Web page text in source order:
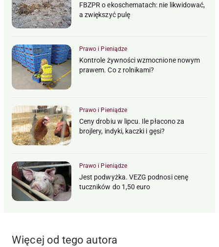
FBZPR o ekoschematach: nie likwidować,
a zwiększyć pulę
Prawo i Pieniądze
Kontrole żywności wzmocnione nowym
prawem. Co z rolnikami?
Prawo i Pieniądze
Ceny drobiu w lipcu. Ile płacono za
brojlery, indyki, kaczki i gęsi?
Prawo i Pieniądze
Jest podwyżka. VEZG podnosi cenę
tuczników do 1,50 euro
Więcej od tego autora